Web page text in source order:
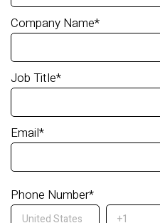
Company Name*
Job Title*
Email*
Phone Number*